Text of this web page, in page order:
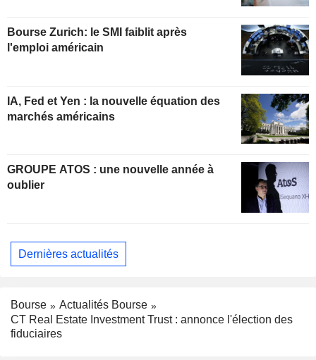
Bourse Zurich: le SMI faiblit après
l'emploi américain
IA, Fed et Yen : la nouvelle équation des
marchés américains
GROUPE ATOS : une nouvelle année à
oublier
Dernières actualités
Bourse
Actualités Bourse
CT Real Estate Investment Trust : annonce l'élection des
fiduciaires